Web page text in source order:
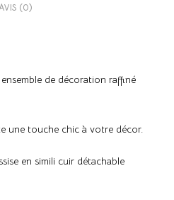
(0)
de décoration raffiné
une touche chic à votre décor.
en simili cuir détachable